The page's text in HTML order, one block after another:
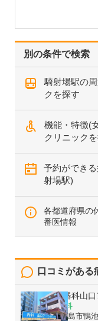
別の条件で検索
騎射場駅の
クを探す
機能・特徴(
クリニック
予約ができ
射場駅)
各都道府県の
番医情報
口コミがある
内科・消化器科山
内科, 消化器科
鹿児島県鹿児島市鴨